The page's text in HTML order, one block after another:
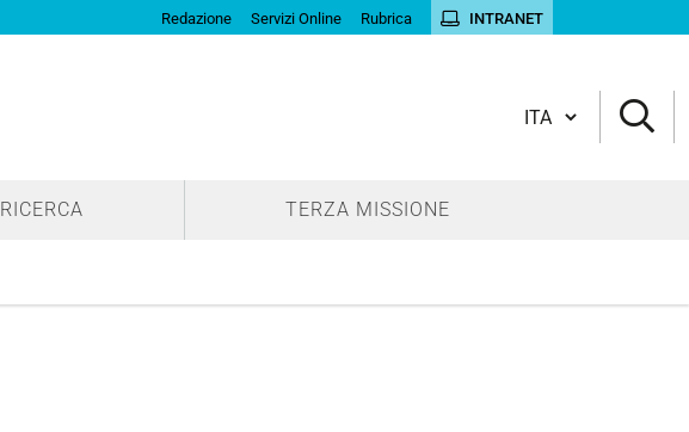
Redazione Servizi Online Rubrica INTRANET
Cambia lingua
RICERCA TERZA MISSIONE